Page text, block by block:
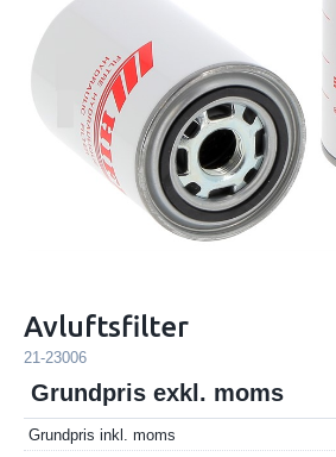
Avluftsfilter
21-23006
Grundpris exkl. moms
Grundpris inkl. moms